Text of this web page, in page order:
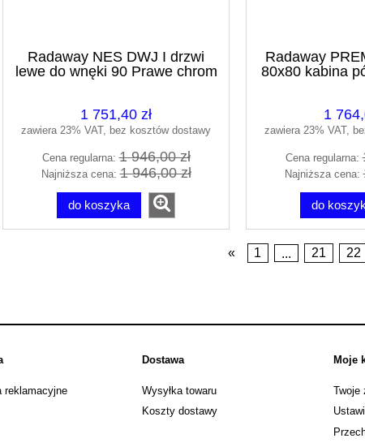
Radaway NES DWJ I drzwi
lewe do wnęki 90 Prawe chrom
1 751,40 zł
zawiera 23% VAT, bez kosztów dostawy
Cena regularna:1 946,00 zł
Najniższa cena:1 946,00 zł
do koszyka
Radaway
80x80 kabina
1
zawiera 23% VAT,
Cena regularna:
Najniższa cena:
do
« 1 ... 21 22
reklamacyjne
Dostawa
Wysyłka towaru
Koszty dostawy
Moje
Twoje